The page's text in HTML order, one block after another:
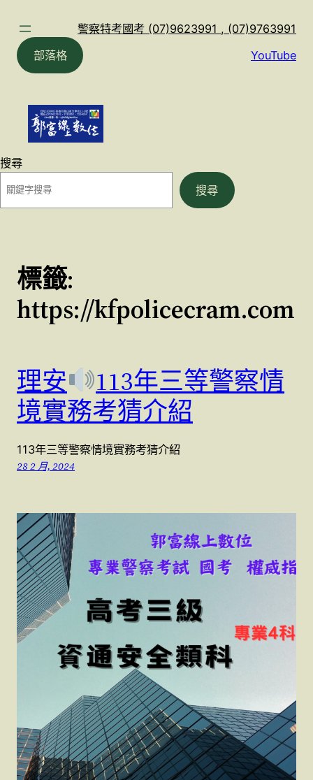
警察特考國考 (07)9623991 , (07)9763991
部落格
YouTube
搜尋
搜尋
標籤:
https://kfpolicecram.com
理安
113年三等警察情
境實務考猜介紹
113年三等警察情境實務考猜介紹
28 2 月, 2024